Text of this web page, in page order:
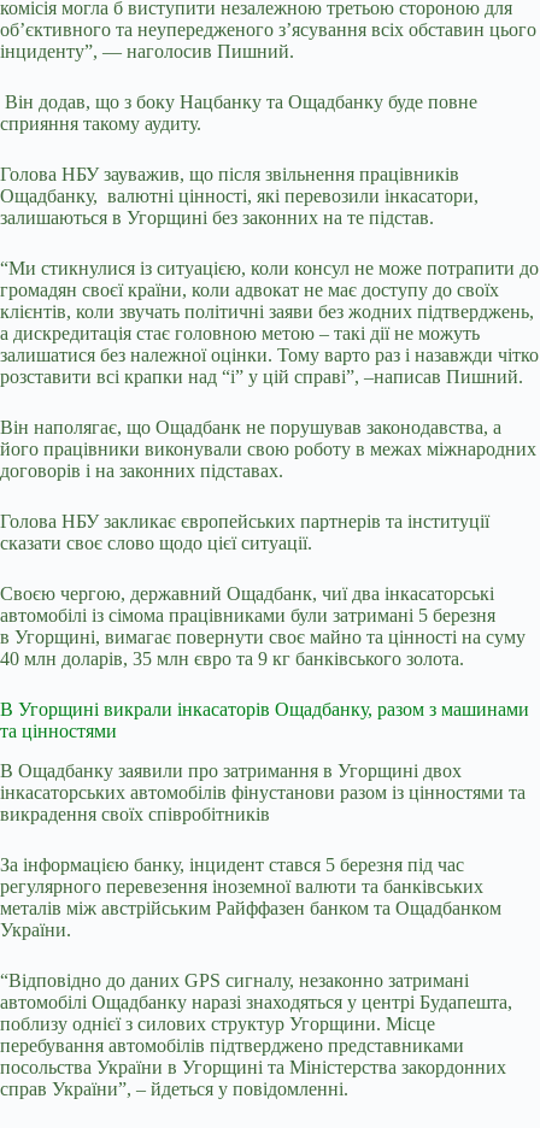
комісія могла б виступити незалежною третьою стороною для
об’єктивного та неупередженого з’ясування всіх обставин цього
інциденту”, — наголосив Пишний.
Він додав, що з боку Нацбанку та Ощадбанку буде повне
сприяння такому аудиту.
Голова НБУ зауважив, що після звільнення працівників
Ощадбанку, валютні цінності, які перевозили інкасатори,
залишаються в Угорщині без законних на те підстав.
“Ми стикнулися із ситуацією, коли консул не може потрапити до
громадян своєї країни, коли адвокат не має доступу до своїх
клієнтів, коли звучать політичні заяви без жодних підтверджень,
а дискредитація стає головною метою – такі дії не можуть
залишатися без належної оцінки. Тому варто раз і назавжди чітко
розставити всі крапки над “і” у цій справі”, –написав Пишний.
Він наполягає, що Ощадбанк не порушував законодавства, а
його працівники виконували свою роботу в межах міжнародних
договорів і на законних підставах.
Голова НБУ закликає європейських партнерів та інституції
сказати своє слово щодо цієї ситуації.
Своєю чергою, державний Ощадбанк, чиї два інкасаторські
автомобілі із сімома працівниками були затримані 5 березня
в Угорщині, вимагає повернути своє майно та цінності на суму
40 млн доларів, 35 млн євро та 9 кг банківського золота.
В Угорщині викрали інкасаторів Ощадбанку, разом з машинами
та цінностями
В Ощадбанку заявили про затримання в Угорщині двох
інкасаторських автомобілів фінустанови разом із цінностями та
викрадення своїх співробітників
За інформацією банку, інцидент стався 5 березня під час
регулярного перевезення іноземної валюти та банківських
металів між австрійським Райффазен банком та Ощадбанком
України.
“Відповідно до даних GPS сигналу, незаконно затримані
автомобілі Ощадбанку наразі знаходяться у центрі Будапешта,
поблизу однієї з силових структур Угорщини. Місце
перебування автомобілів підтверджено представниками
посольства України в Угорщині та Міністерства закордонних
справ України”, – йдеться у повідомленні.